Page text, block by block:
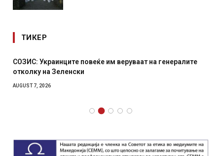
ТИКЕР
СОЗИС: Украинците повеќе им веруваат на генералите
отколку на Зеленски
AUGUST 7, 2026